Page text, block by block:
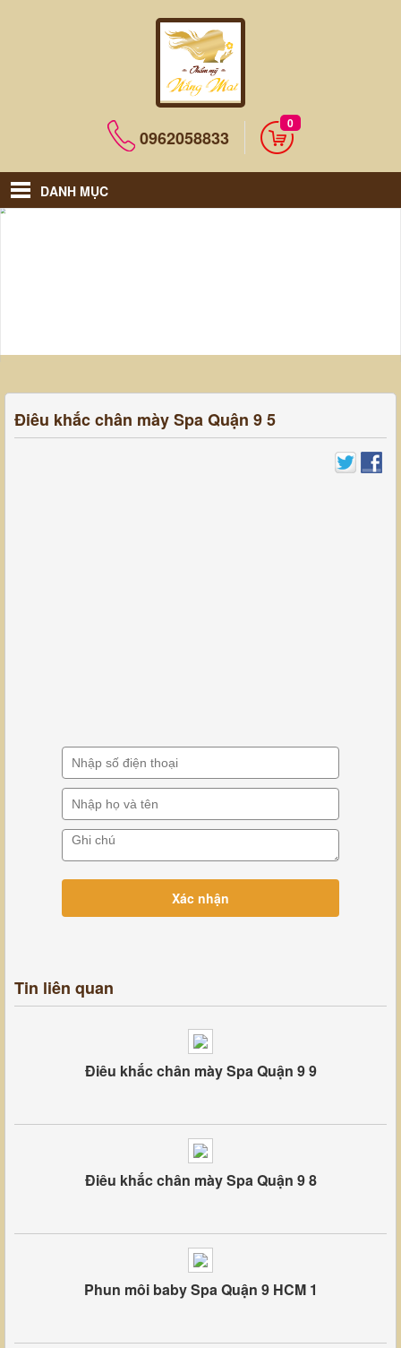
0962058833
0
DANH MỤC
Điêu khắc chân mày Spa Quận 9 5
Tin liên quan
Điêu khắc chân mày Spa Quận 9 9
Điêu khắc chân mày Spa Quận 9 8
Phun môi baby Spa Quận 9 HCM 1